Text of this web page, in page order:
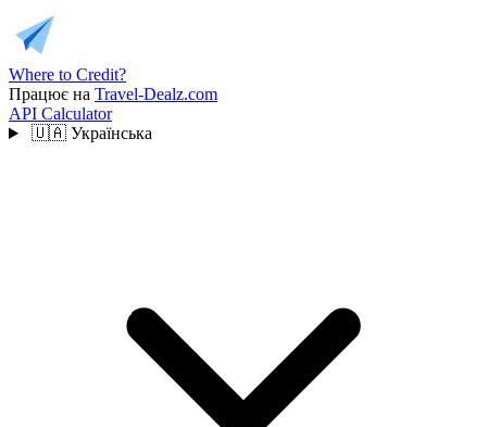
Where to Credit?
Працює на Travel-Dealz.com
API Calculator
🇺🇦 Українська